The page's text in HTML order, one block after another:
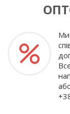
Ми